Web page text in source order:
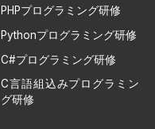
PHPプログラミング研修
Pythonプログラミング研修
C#プログラミング研修
C言語組込みプログラミン
グ研修